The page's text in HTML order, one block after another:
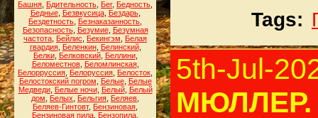
Башня Бдительность Бег, Бедность
Бедные, Безвкусица, Бездарь,
Бездетность Безнаказанность
Безопасность, Безумие, Безумная
частота Бейлис Бекингэм
Белая
гвардия, Беленкин, Белинский,
Белки, Белковский, Беллини,
Беломестнов, Беломлинская,
Белорруссия Белоруссия Белосток
Белостокский погром
Белые, Белые
Медведи, Белые ночи, Белый, Белый
дом
Белых Бельгия Беляев
Беляев-Гинтовт, Бензиновая
Бензиновая пила Бензопила
Tags:
5th-Jul-
МЮЛЛЕР.